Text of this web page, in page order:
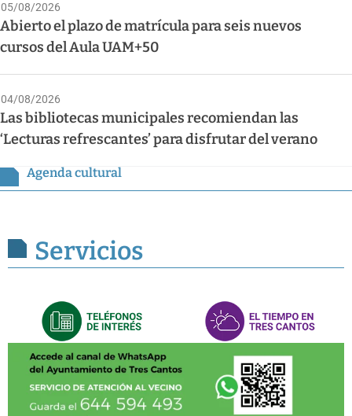
05/08/2026
Abierto el plazo de matrícula para seis nuevos
cursos del Aula UAM+50
04/08/2026
Las bibliotecas municipales recomiendan las
‘Lecturas refrescantes’ para disfrutar del verano
Agenda cultural
Servicios